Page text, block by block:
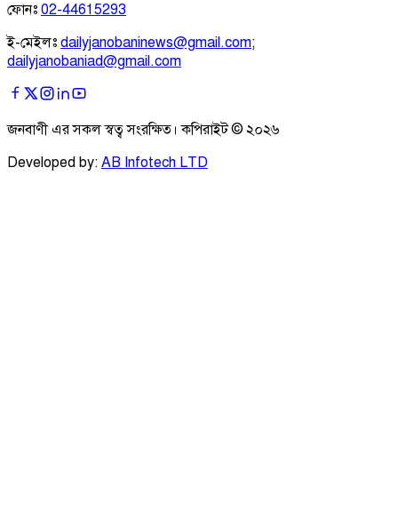
ফোনঃ 02-44615293
ই-মেইলঃ dailyjanobaninews@gmail.com;
dailyjanobaniad@gmail.com
জনবাণী এর সকল স্বত্ব সংরক্ষিত। কপিরাইট © ২০২৬
Developed by: AB Infotech LTD